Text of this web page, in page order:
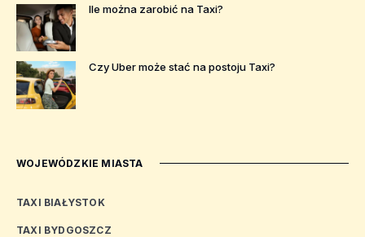
Ile można zarobić na Taxi?
Czy Uber może stać na postoju Taxi?
WOJEWÓDZKIE MIASTA
TAXI BIAŁYSTOK
TAXI BYDGOSZCZ